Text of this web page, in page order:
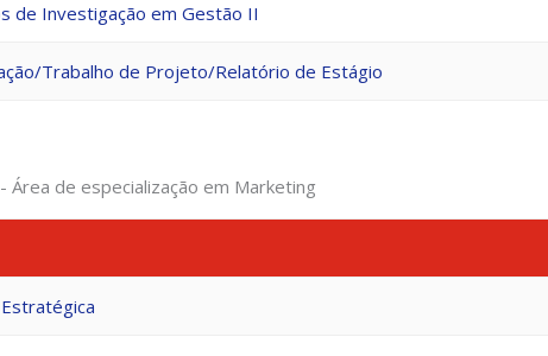
de Investigação em Gestão II
Trabalho de Projeto/Relatório de Estágio
Área de especialização em Marketing